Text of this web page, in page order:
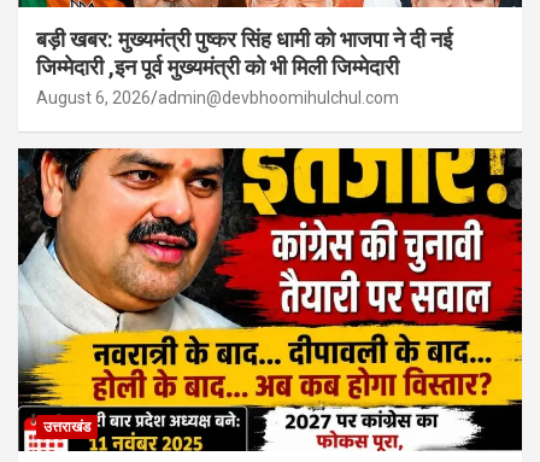
बड़ी खबर: मुख्यमंत्री पुष्कर सिंह धामी को भाजपा ने दी नई
जिम्मेदारी ,इन पूर्व मुख्यमंत्री को भी मिली जिम्मेदारी
August 6, 2026 admin@devbhoomihulchul.com
उत्तराखंड